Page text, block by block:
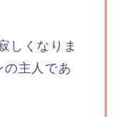
しくなりま
主人であ